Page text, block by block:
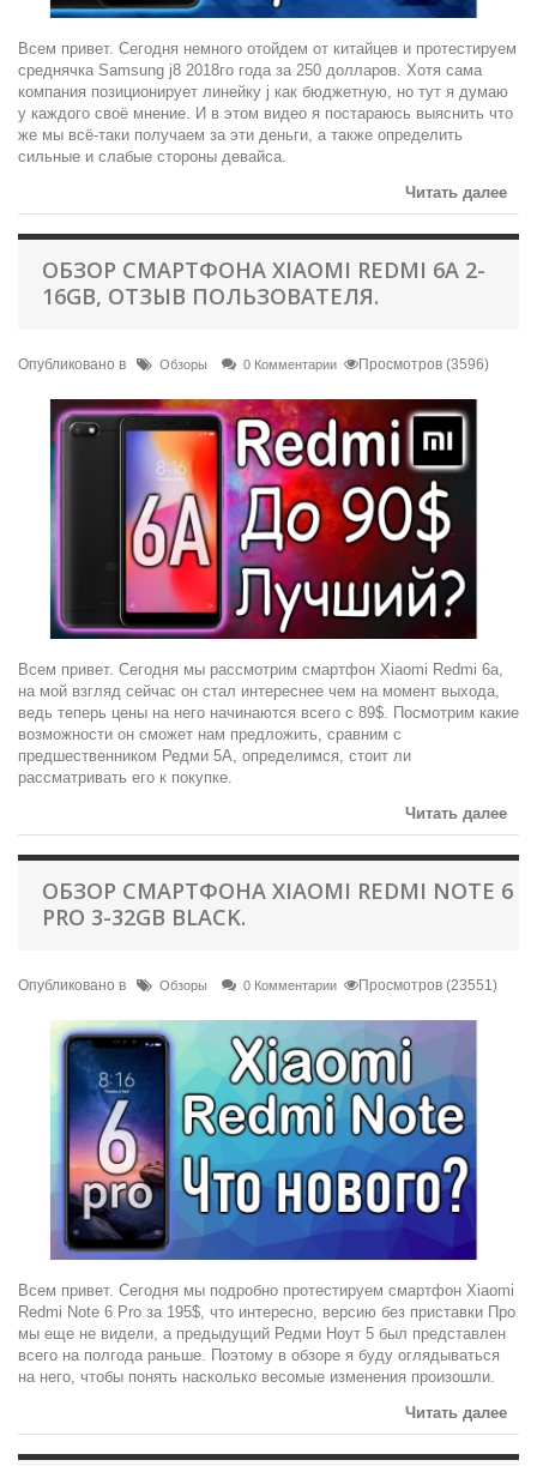
Всем привет. Сегодня немного отойдем от китайцев и протестируем
среднячка Samsung j8 2018го года за 250 долларов. Хотя сама
компания позиционирует линейку j как бюджетную, но тут я думаю
у каждого своё мнение. И в этом видео я постараюсь выяснить что
же мы всё-таки получаем за эти деньги, а также определить
сильные и слабые стороны девайса.
Читать далее
ОБЗОР СМАРТФОНА XIAOMI REDMI 6A 2-
16GB, ОТЗЫВ ПОЛЬЗОВАТЕЛЯ.
Опубликовано в Обзоры 0 Комментарии Просмотров (3596)
Всем привет. Сегодня мы рассмотрим смартфон Xiaomi Redmi 6a,
на мой взгляд сейчас он стал интереснее чем на момент выхода,
ведь теперь цены на него начинаются всего с 89$. Посмотрим какие
возможности он сможет нам предложить, сравним с
предшественником Редми 5А, определимся, стоит ли
рассматривать его к покупке.
Читать далее
ОБЗОР СМАРТФОНА XIAOMI REDMI NOTE 6
PRO 3-32GB BLACK.
Опубликовано в Обзоры 0 Комментарии Просмотров (23551)
Всем привет. Сегодня мы подробно протестируем смартфон Xiaomi
Redmi Note 6 Pro за 195$, что интересно, версию без приставки Про
мы еще не видели, а предыдущий Редми Ноут 5 был представлен
всего на полгода раньше. Поэтому в обзоре я буду оглядываться
на него, чтобы понять насколько весомые изменения произошли.
Читать далее